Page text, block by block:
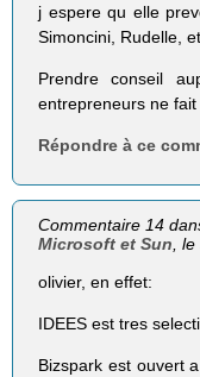
j espere qu elle
Simoncini, Rudelle,
Prendre conseil
entrepreneurs ne fait
Répondre à ce
Commentaire 14
Microsoft et Sun ,
olivier, en effet:
IDEES est tres
Bizspark est ouvert